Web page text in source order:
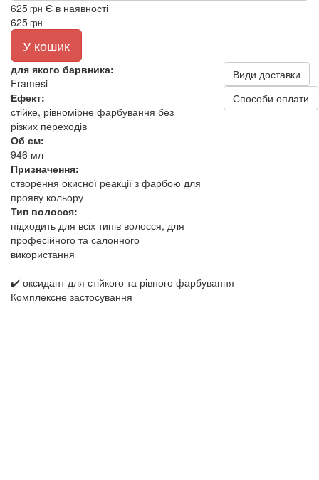
625грн Є в наявності
625грн
У кошик
для якого барвника:
Framesi
Ефект:
стійке, рівномірне фарбування без
різких переходів
Об єм:
946 мл
Призначення:
створення окисної реакції з фарбою для
прояву кольору
Тип волосся:
підходить для всіх типів волосся, для
професійного та салонного
використання
Види доставки
Способи оплати
✔️ оксидант для стійкого та рівного фарбування
Комплексне застосування